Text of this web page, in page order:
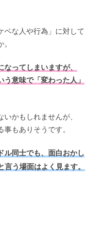
ベな人や行為」に対して
なってしまいますが、
意味で「変わった人」
かもしれませんが、
もありそうです。
ル同士でも、面白おかし
う場面はよく見ます。